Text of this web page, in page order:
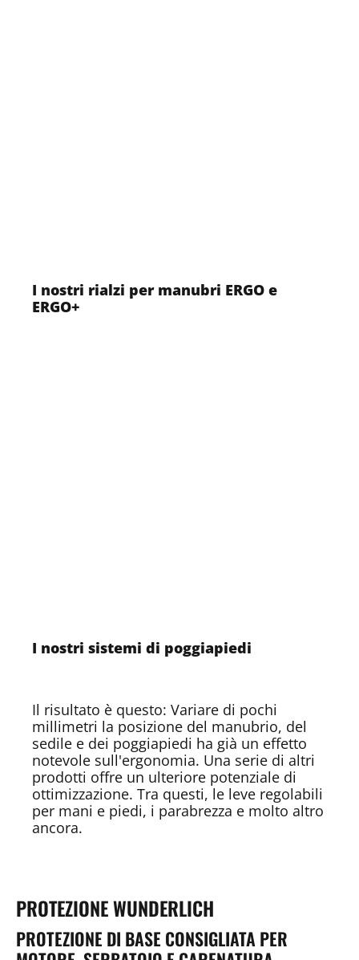
I nostri rialzi per manubri ERGO e
ERGO+
I nostri sistemi di poggiapiedi
Il risultato è questo: Variare di pochi
millimetri la posizione del manubrio, del
sedile e dei poggiapiedi ha già un effetto
notevole sull'ergonomia. Una serie di altri
prodotti offre un ulteriore potenziale di
ottimizzazione. Tra questi, le leve regolabili
per mani e piedi, i parabrezza e molto altro
ancora.
PROTEZIONE WUNDERLICH
PROTEZIONE DI BASE CONSIGLIATA PER